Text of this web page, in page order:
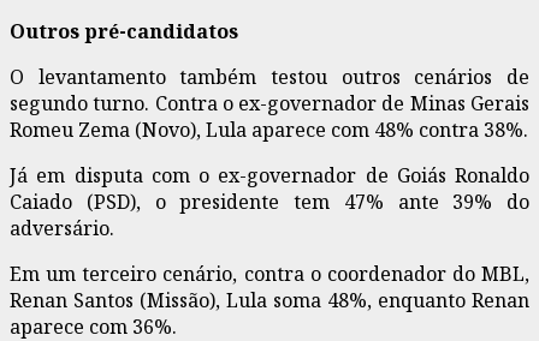
Outros pré-candidatos
O levantamento também testou outros cenários de
segundo turno. Contra o ex-governador de Minas Gerais
Romeu Zema (Novo), Lula aparece com 48% contra 38%.
Já em disputa com o ex-governador de Goiás Ronaldo
Caiado (PSD), o presidente tem 47% ante 39% do
adversário.
Em um terceiro cenário, contra o coordenador do MBL,
Renan Santos (Missão), Lula soma 48%, enquanto Renan
aparece com 36%.